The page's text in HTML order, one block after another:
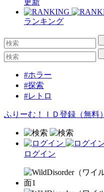
更新
ランキング
#ホラー
#探索
#レトロ
ふりーむ！ＩＤ登録（無料）
ログイン